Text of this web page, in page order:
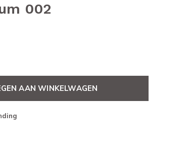
002
AAN WINKELWAGEN